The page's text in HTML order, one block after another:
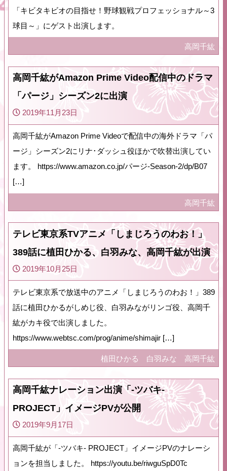
「キビタキビオの目指せ！野球観戦プロフェッショナル～3
球目～」にゲスト出演します。
高岡千紘
高岡千紘がAmazon Prime Video配信中のドラマ
「パージ」シーズン2に出演
2019年11月23日
高岡千紘がAmazon Prime Videoで配信中の海外ドラマ「パ
ージ」シーズン2にリナ･ダッシュ役ほかで吹替出演してい
ます。 https://www.amazon.co.jp/パージ-Season-2/dp/B07
[…]
高岡千紘
テレビ東京系TVアニメ「しまじろうのわお！」
389話に植田ひかる、白羽みな、高岡千紘が出演
2019年10月25日
テレビ東京系で放送中のアニメ「しまじろうのわお！」389
話に植田ひかるがしめじ役、白羽みながリンゴ役、高岡千
紘がカキ役で出演しました。
https://www.webtsc.com/prog/anime/shimajir […]
植田ひかる 白羽みな 高岡千紘
高岡千紘ナレーション出演「-ツバキ-
PROJECT」イメージPVが公開
2019年9月17日
高岡千紘が「-ツバキ- PROJECT」イメージPVのナレーシ
ョンを担当しました。 https://youtu.be/riwguSpD0Tc